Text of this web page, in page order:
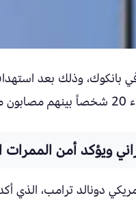
في بانكوك، وذلك بعد
ويؤكد أمن الممرات
دونالد ترامب، الذي